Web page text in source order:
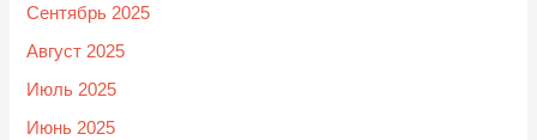
Сентябрь 2025
Август 2025
Июль 2025
Июнь 2025